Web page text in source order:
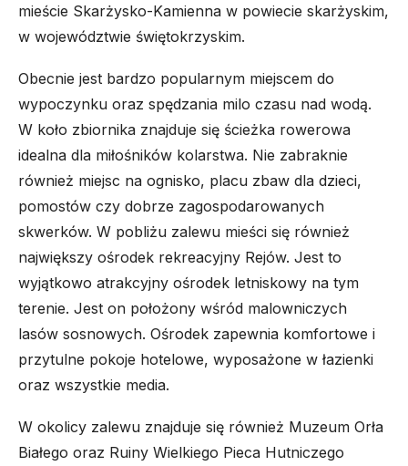
mieście Skarżysko-Kamienna w powiecie skarżyskim,
w województwie świętokrzyskim.
Obecnie jest bardzo popularnym miejscem do
wypoczynku oraz spędzania milo czasu nad wodą.
W koło zbiornika znajduje się ścieżka rowerowa
idealna dla miłośników kolarstwa. Nie zabraknie
również miejsc na ognisko, placu zbaw dla dzieci,
pomostów czy dobrze zagospodarowanych
skwerków. W pobliżu zalewu mieści się również
największy ośrodek rekreacyjny Rejów. Jest to
wyjątkowo atrakcyjny ośrodek letniskowy na tym
terenie. Jest on położony wśród malowniczych
lasów sosnowych. Ośrodek zapewnia komfortowe i
przytulne pokoje hotelowe, wyposażone w łazienki
oraz wszystkie media.
W okolicy zalewu znajduje się również Muzeum Orła
Białego oraz Ruiny Wielkiego Pieca Hutniczego